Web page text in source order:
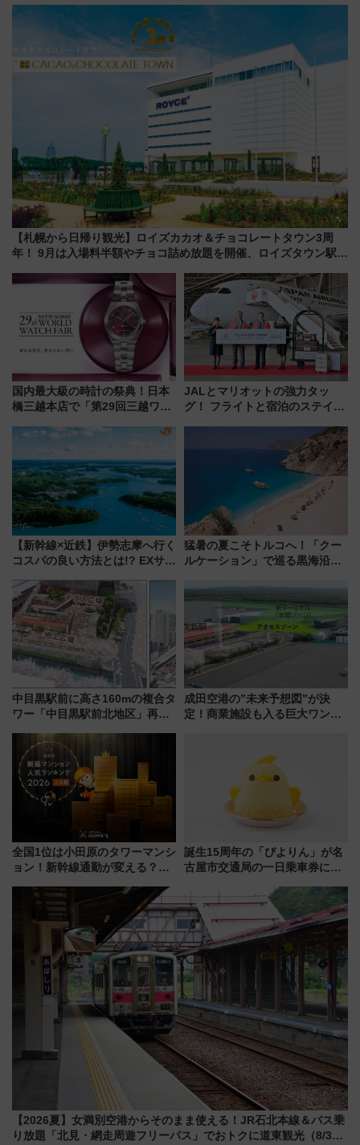
族旅行！ 深夜の正丸トンネル探
検や特急ラビューも
【札幌から日帰り観光】ロイズカカオ＆チョコレートタウン3周
年！ 9月は入場料半額やチョコ詰め放題を開催、ロイズタウン駅か
国内最大級の時計の祭典！日本
橋三越本店で「第29回三越ワー
【2026年8月5日～25日】
JALとマリオットの強力タッ
グ！ フライトと宿泊のステイタ
上級会員資格を効率よく獲得す
る方法を解説
【新幹線×近鉄】伊勢志摩へ行く
コスパの良い方法とは!? EXサー
パス」の購入方法と紙版・デジ
タル版の違いを解説
猛暑の夏こそトルコへ！「クー
ルケーション」で巡る黒海沿岸
連検索数が前年比237％増、ナ
ショジオも認める『2026年に訪
れるべき世界の旅先』
中目黒駅前に高さ160mの複合タ
ワー「中目黒駅前北地区」再開
成田空港の”未来予想図”が決
定！商業施設も入る巨大ワンタ
ぶ！ JR空港駅は2面3線化！
全国1位は小田原のタワーマンシ
ョン！新幹線通勤が変える？
【新築マンション人気ランキン
誕生15周年の「ぴよりん」が名
古屋市交通局の一日乗車券に！
定1万5000枚】
【2026夏】女満別空港からそのまま使える！JR石北本線＆バス乗
り放題「北見・網走周遊フリーパス」でおトクに道東観光（8/3発